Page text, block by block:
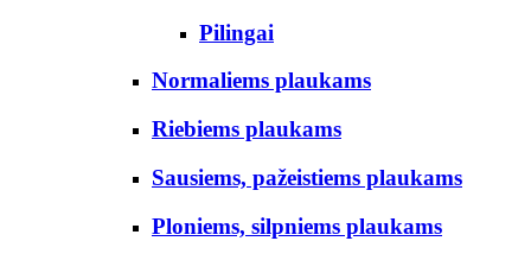
Pilingai
Normaliems plaukams
Riebiems plaukams
Sausiems, pažeistiems plaukams
Ploniems, silpniems plaukams